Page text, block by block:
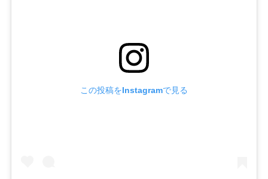
この投稿をInstagramで見る